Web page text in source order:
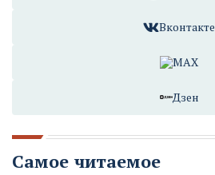
Вконтакте
MAX
Дзен
Самое читаемое